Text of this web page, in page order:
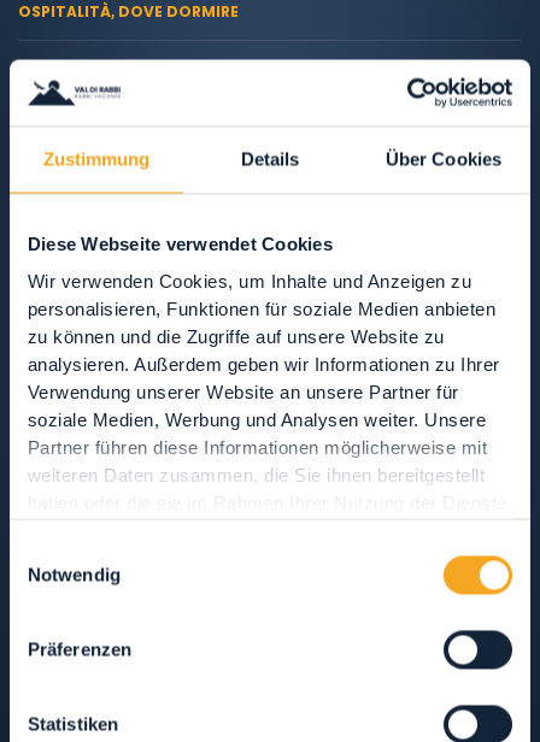
Zustimmung Details Über Cookies
Diese Webseite verwendet Cookies
Wir verwenden Cookies, um Inhalte und Anzeigen zu
personalisieren, Funktionen für soziale Medien anbieten
zu können und die Zugriffe auf unsere Website zu
analysieren. Außerdem geben wir Informationen zu Ihrer
Verwendung unserer Website an unsere Partner für
soziale Medien, Werbung und Analysen weiter. Unsere
Partner führen diese Informationen möglicherweise mit
weiteren Daten zusammen, die Sie ihnen bereitgestellt
haben oder die sie im Rahmen Ihrer Nutzung der Dienste
Notwendig
Präferenzen
Statistiken
OSPITALITÀ, DOVE DORMIRE
B&B, ZIMMERVERMIETUNG & UNTERKÜNFTE AUF DEM LAND
CAMPINGPLÄTZE
SCHUTZHÜTTEN
SOLO COLAZIONE
MEZZA PENSIONE
PENSIONE COMPLETA
SOLO PERNOTTAMENTO